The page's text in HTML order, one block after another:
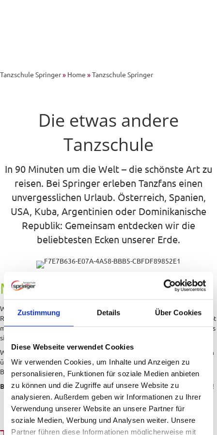
Zustimmung Details Über Cookies
Diese Webseite verwendet Cookies
Wir verwenden Cookies, um Inhalte und Anzeigen zu
personalisieren, Funktionen für soziale Medien anbieten
zu können und die Zugriffe auf unsere Website zu
analysieren. Außerdem geben wir Informationen zu Ihrer
Verwendung unserer Website an unsere Partner für
soziale Medien, Werbung und Analysen weiter. Unsere
Partner führen diese Informationen möglicherweise mit
Tanzschule Springer» Home »Tanzschule Springer
Die etwas andere
Tanzschule
In 90 Minuten um die Welt – die schönste Art zu
reisen. Bei Springer erleben Tanzfans einen
unvergesslichen Urlaub. Österreich, Spanien,
USA, Kuba, Argentinien oder Dominikanische
Republik: Gemeinsam entdecken wir die
beliebtesten Ecken unserer Erde.
Mehr als nur Standard(tanz)
Wer an Tanzschule denkt, dem fallen sofort Klassiker wie Walzer,
Rumba, Cha-Cha-Cha oder Fox ein. Weltenbummler aber wissen: Es gibt
mehr Tänze zwischen Standard und Lateinamerika als unser Schul-Atlas
sich träumen lässt – ein Blick über den eigenen Horizont genügt.
Wie wäre es mit einer kubanischen Salsa? Bei uns lernt man neben den
üblichen Tänzen auch spezielle Bewegungsformen wie Merengue,
Bachata oder Tango Argentino.
Beliebt und immer einsatzbereit:der vielseitig anwendbare Discofox!